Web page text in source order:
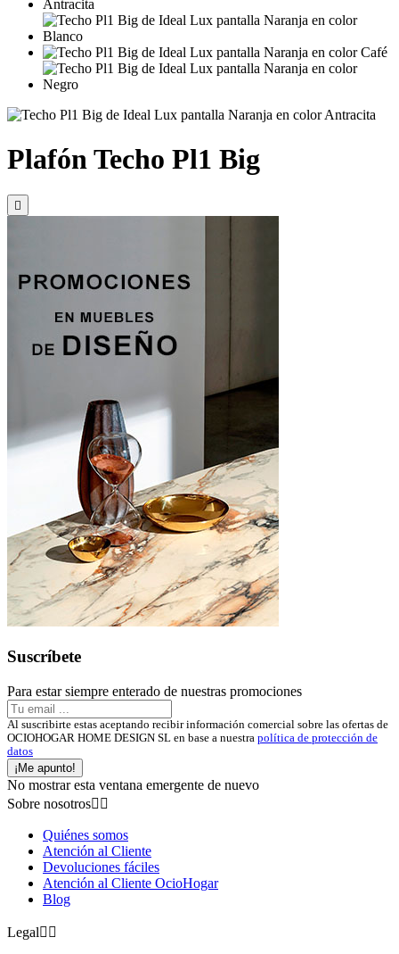
Plafón Techo Pl1 Big

Suscríbete
Para estar siempre enterado de nuestras promociones
Al suscribirte estas aceptando recibir información comercial sobre las ofertas de
OCIOHOGAR HOME DESIGN SL en base a nuestra política de protección de
datos
¡Me apunto!
No mostrar esta ventana emergente de nuevo
Sobre nosotros 
Quiénes somos
Atención al Cliente
Devoluciones fáciles
Atención al Cliente OcioHogar
Blog
Legal 